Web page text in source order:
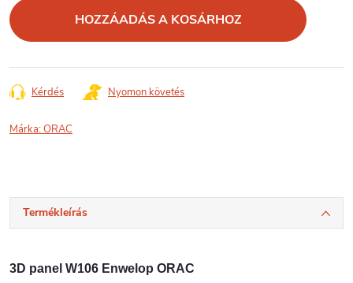
HOZZÁADÁS A KOSÁRHOZ
Kérdés Nyomon követés
Márka:ORAC
Termékleírás
3D panel W106 Enwelop ORAC